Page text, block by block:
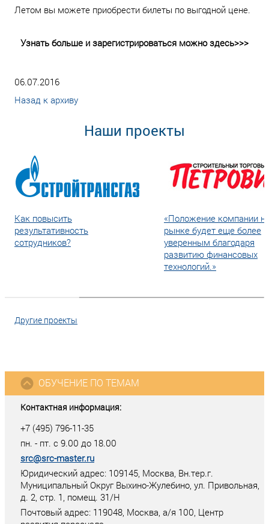
Летом вы можете приобрести билеты по выгодной цене.
Узнать больше и зарегистрироваться можно здесь>>>
06.07.2016
Назад к архиву
Наши проекты
Как повысить
результативность
сотрудников?
«Положение компании
рынке будет еще более
уверенным благодаря
развитию финансовых
технологий.»
Другие проекты
Контактная информация:
+7 (495) 796-11-35
пн. - пт. с 9.00 до 18.00
src@src-master.ru
Юридический адрес: 109145, Москва, Вн.тер.г.
Муниципальный Округ Выхино-Жулебино, ул. Привольная,
д. 2, стр. 1, помещ. 31/Н
Почтовый адрес: 119048, Москва, а/я 100, Центр
ОБУЧЕНИЕ ПО ТЕМАМ